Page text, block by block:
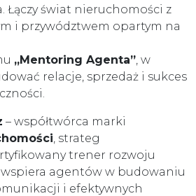
Łączy świat nieruchomości z
i przywództwem opartym na
„Mentoring Agenta”, w
relacje, sprzedaż i sukces
– współtwórca marki
, strateg
trener rozwoju
agentów w budowaniu
i efektywnych